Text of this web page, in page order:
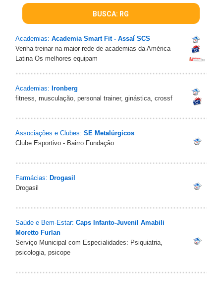
BUSCA: RG
Academias: Academia Smart Fit - Assaí SCS
Venha treinar na maior rede de academias da América
Latina Os melhores equipam
Academias: Ironberg
fitness, musculação, personal trainer, ginástica, crossf
Associações e Clubes: SE Metalúrgicos
Clube Esportivo - Bairro Fundação
Farmácias: Drogasil
Drogasil
Saúde e Bem-Estar: Caps Infanto-Juvenil Amabili
Moretto Furlan
Serviço Municipal com Especialidades: Psiquiatria,
psicologia, psicope